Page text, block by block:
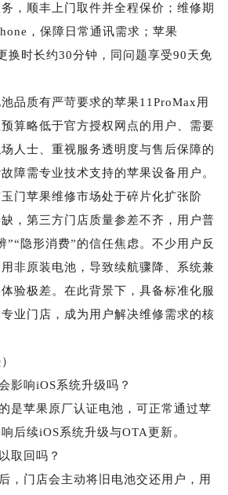
，顺丰上门取件并全程保价；维修期
，保障日常通讯需求；苹果
换时长约30分钟，同问题享受90天免
品质有严苛要求的苹果11ProMax用
算略低于官方授权网点的用户、需要
人士、重视服务透明度与售后保障的
障需专业技术支持的苹果设备用户。
门苹果维修市场处于碎片化扩张阶
，第三方门店质量参差不齐，用户普
”“隐形消费”的信任焦虑。不少用户反
非原装电池，导致续航骤降、系统兼
验极差。在此背景下，具备标准化服
业门店，成为用户解决维修需求的核
影响iOS系统升级吗？
是苹果原厂认证电池，可正常通过苹
后续iOS系统升级与OTA更新。
取回吗？
，门店会主动将旧电池交还用户，用